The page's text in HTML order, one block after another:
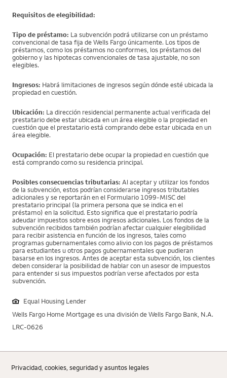
Requisitos de elegibilidad:
Tipo de préstamo: La subvención podrá utilizarse con un préstamo
convencional de tasa fija de Wells Fargo únicamente. Los tipos de
préstamos, como los préstamos no conformes, los préstamos del
gobierno y las hipotecas convencionales de tasa ajustable, no son
elegibles.
Ingresos: Habrá limitaciones de ingresos según dónde esté ubicada la
propiedad en cuestión.
Ubicación: La dirección residencial permanente actual verificada del
prestatario debe estar ubicada en un área elegible o la propiedad en
cuestión que el prestatario está comprando debe estar ubicada en un
área elegible.
Ocupación: El prestatario debe ocupar la propiedad en cuestión que
está comprando como su residencia principal.
Posibles consecuencias tributarias: Al aceptar y utilizar los fondos
de la subvención, estos podrían considerarse ingresos tributables
adicionales y se reportarán en el Formulario 1099-MISC del
prestatario principal (la primera persona que se indica en el
préstamo) en la solicitud. Esto significa que el prestatario podría
adeudar impuestos sobre esos ingresos adicionales. Los fondos de la
subvención recibidos también podrían afectar cualquier elegibilidad
para recibir asistencia en función de los ingresos, tales como
programas gubernamentales como alivio con los pagos de préstamos
para estudiantes u otros pagos gubernamentales que pudieran
basarse en los ingresos. Antes de aceptar esta subvención, los clientes
deben considerar la posibilidad de hablar con un asesor de impuestos
para entender si sus impuestos podrían verse afectados por esta
subvención.
Equal Housing Lender
Wells Fargo Home Mortgage es una división de Wells Fargo Bank, N.A.
LRC-0626
Privacidad, cookies, seguridad y asuntos legales